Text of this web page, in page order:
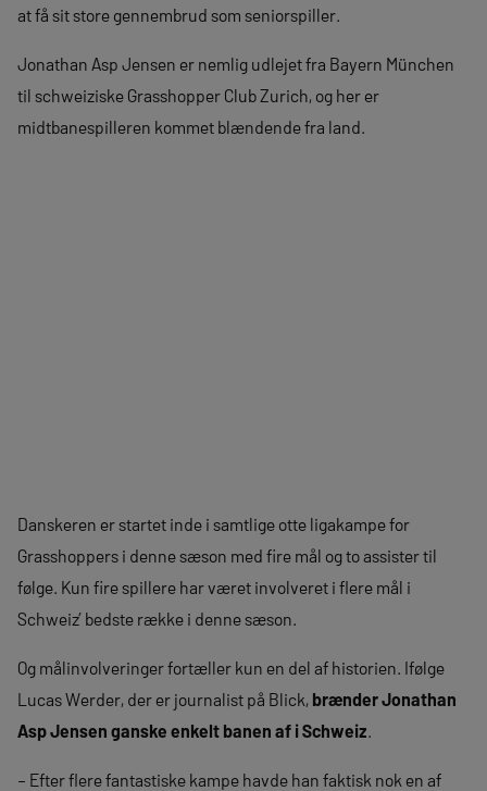
at få sit store gennembrud som seniorspiller.
Jonathan Asp Jensen er nemlig udlejet fra Bayern München
til schweiziske Grasshopper Club Zurich, og her er
midtbanespilleren kommet blændende fra land.
Danskeren er startet inde i samtlige otte ligakampe for
Grasshoppers i denne sæson med fire mål og to assister til
følge. Kun fire spillere har været involveret i flere mål i
Schweiz’ bedste række i denne sæson.
Og målinvolveringer fortæller kun en del af historien. Ifølge
Lucas Werder, der er journalist på Blick, brænder Jonathan
Asp Jensen ganske enkelt banen af i Schweiz
– Efter flere fantastiske kampe havde han faktisk nok en af ​​